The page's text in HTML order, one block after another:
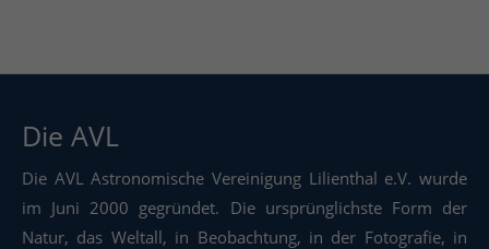
Die AVL
Die AVL Astronomische Vereinigung Lilienthal e.V. wurde
im Juni 2000 gegründet. Die ursprünglichste Form der
Natur, das Weltall, in Beobachtung, in der Fotografie, in